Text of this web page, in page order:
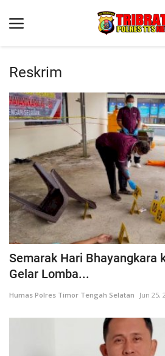
Beranda
Terms & Conditions
Binkam
Lantas
Giat Ops
Polisi Kita
Jurnal Kamtibmas
Reskrim
Semarak Hari Bhayangkara
Gelar Lomba...
Humas Polres Timor Tengah Selatan Jun 25,